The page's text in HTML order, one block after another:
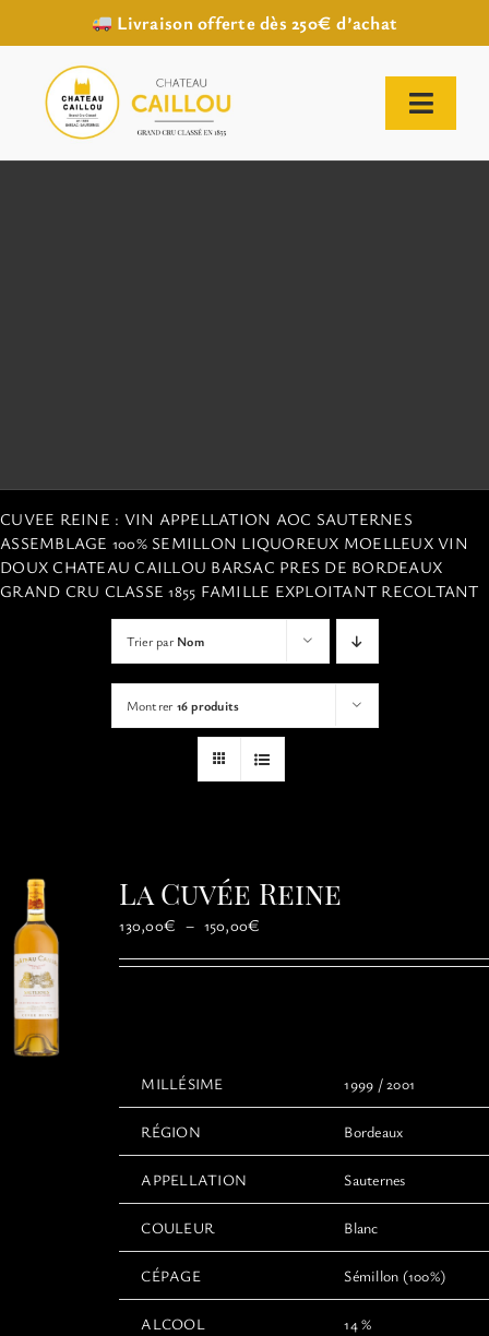
Livraison offerte dès 250€ d’achat
contenu
OFFRIR UNE EXPERIENCE
BOUTIQUE EN LIGNE
ACTUALITÉS
CUVEE REINE : VIN APPELLATION AOC SAUTERNES
ASSEMBLAGE 100% SEMILLON LIQUOREUX MOELLEUX VIN
DOUX CHATEAU CAILLOU BARSAC PRES DE BORDEAUX
GRAND CRU CLASSE 1855 FAMILLE EXPLOITANT RECOLTANT
Trier parNom
Montrer16 produits
La Cuvée Reine
130,00€ – 150,00€
prix :
MILLÉSIME 1999 / 2001
RÉGION Bordeaux
APPELLATION Sauternes
COULEUR Blanc
CÉPAGE Sémillon (100%)
ALCOOL 14 %